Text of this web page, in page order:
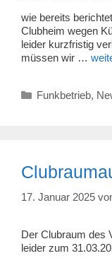
wie bereits
Clubheim wegen
leider kurzfristig
müssen wir …
Kategorien
Funkbetrieb,
17. Januar 2025
Der Clubraum des
leider zum